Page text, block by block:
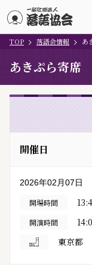
TOP 落語会情報 あ
あきぷら寄席
開催日
2026年02月07日
開場時間
開演時間
東京都